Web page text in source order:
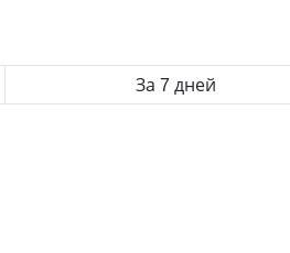
За 7 дней